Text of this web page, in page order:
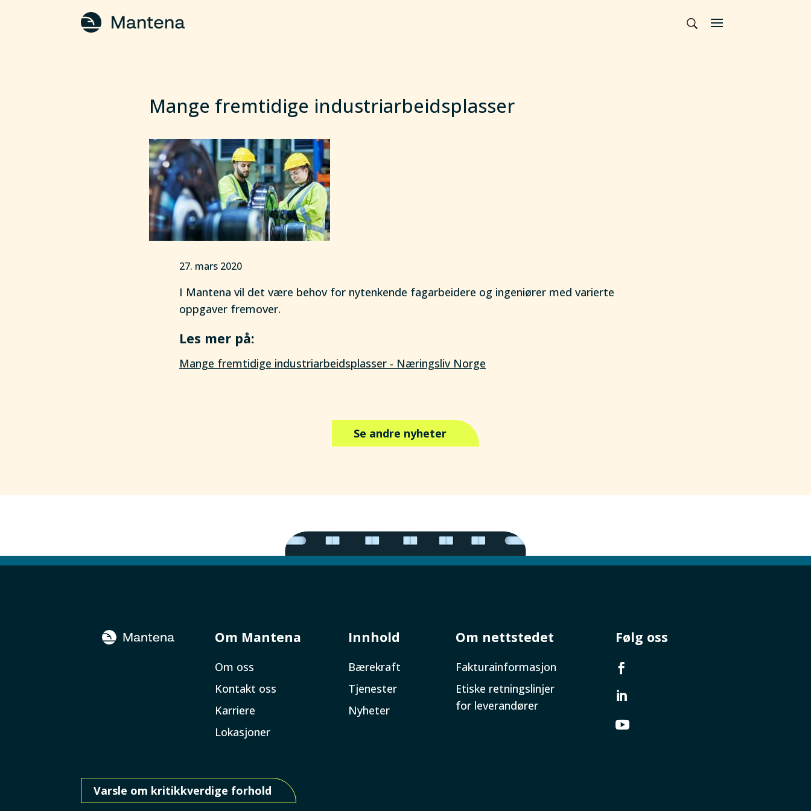
Mange fremtidige industriarbeidsplasser
27. mars 2020
I Mantena vil det være behov for nytenkende fagarbeidere og ingeniører med varierte
oppgaver fremover.
Les mer på:
Mange fremtidige industriarbeidsplasser - Næringsliv Norge
Se andre nyheter
Om Mantena
Om oss
Kontakt oss
Karriere
Lokasjoner
Innhold
Bærekraft
Tjenester
Nyheter
Om nettstedet
Faktura­informasjon
Etiske retningslinjer
for leverandører
Følg oss



Varsle om kritikkverdige forhold